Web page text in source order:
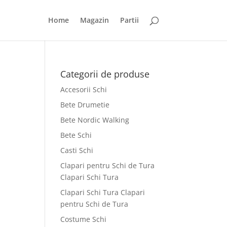
Home Magazin Partii
Categorii de produse
Accesorii Schi
Bete Drumetie
Bete Nordic Walking
Bete Schi
Casti Schi
Clapari pentru Schi de Tura
Clapari Schi Tura
Clapari Schi Tura Clapari
pentru Schi de Tura
Costume Schi